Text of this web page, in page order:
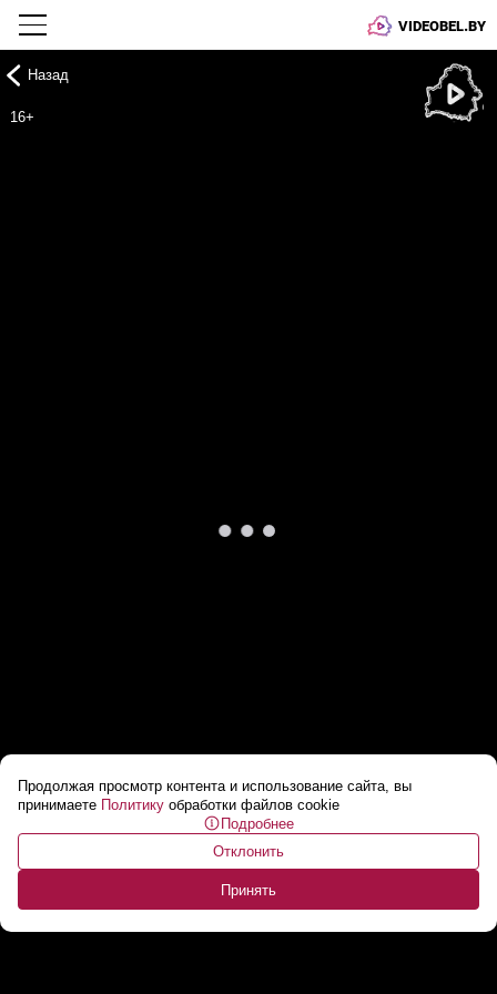
VIDEOBEL.BY
Продолжая просмотр контента и использование сайта, вы
принимаете Политику обработки файлов cookie
Подробнее
Отклонить
Принять
Назад
16+
НАТО продолжает наращивать военную
активность...